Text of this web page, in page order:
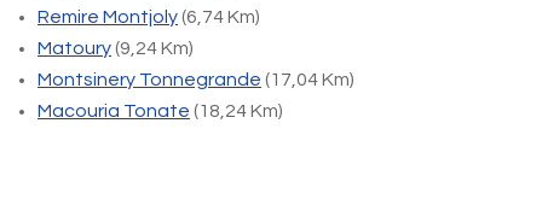
Remire Montjoly(6,74 Km)
Matoury(9,24 Km)
Montsinery Tonnegrande (17,04 Km)
Macouria Tonate (18,24 Km)